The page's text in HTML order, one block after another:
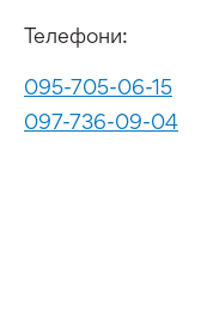
Телефони:
095-705-06-15
097-736-09-04